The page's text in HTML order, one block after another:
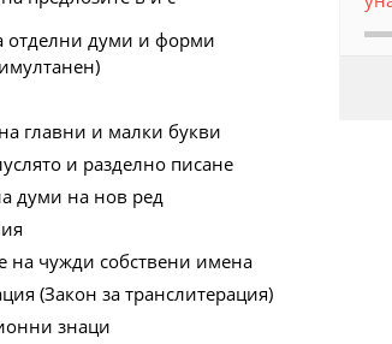
отделни думи и форми
главни и малки букви
и разделно писане
думи на нов ред
на чужди собствени имена
(Закон за транслитерация)
знаци